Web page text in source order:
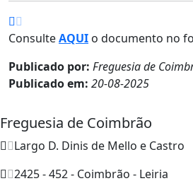
ConsulteAQUI o documento no
Publicado por: Freguesia de
Publicado em: 20-08-2025
Freguesia de Coimbrão
Largo D. Dinis de Mello e Castro
2425 - 452 - Coimbrão - Leiria